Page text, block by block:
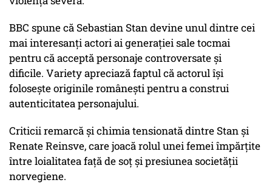
BBC spune că Sebastian Stan devine unul dintre cei
mai interesanți actori ai generației sale tocmai
pentru că acceptă personaje controversate și
dificile. Variety apreciază faptul că actorul își
folosește originile românești pentru a construi
autenticitatea personajului.
Criticii remarcă și chimia tensionată dintre Stan și
Renate Reinsve, care joacă rolul unei femei împărțite
între loialitatea față de soț și presiunea societății
norvegiene.